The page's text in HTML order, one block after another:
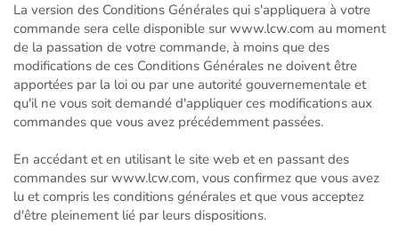
La version des Conditions Générales qui s'appliquera à votre
commande sera celle disponible sur www.lcw.com au moment
de la passation de votre commande, à moins que des
modifications de ces Conditions Générales ne doivent être
apportées par la loi ou par une autorité gouvernementale et
qu'il ne vous soit demandé d'appliquer ces modifications aux
commandes que vous avez précédemment passées.
En accédant et en utilisant le site web et en passant des
commandes sur www.lcw.com, vous confirmez que vous avez
lu et compris les conditions générales et que vous acceptez
d'être pleinement lié par leurs dispositions.